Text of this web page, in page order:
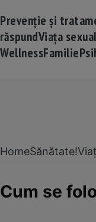
Prevenție și
răspundViața
WellnessFamilie
HomeSănătate!
Cum se